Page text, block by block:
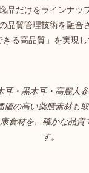
品だけをラインナッ
品質管理技術を融合
きる高品質」を実現し
耳・黒木耳・高麗人参
値の高い薬膳素材も取
康食材を、確かな品質
す。